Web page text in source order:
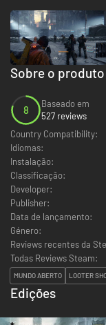
Sobre o produto
8
Baseado em
527 reviews
Country Compatibility:
Idiomas:
Instalação:
Classificação:
Developer:
Publisher:
Data de lançamento:
Género:
Reviews recentes da
Todas Reviews Steam:
MUNDO ABERTO LOOTER
Edições